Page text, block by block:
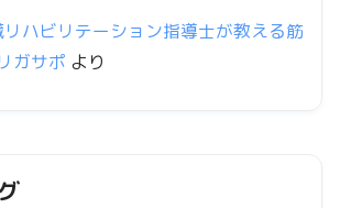
ハビリテーション指導士が教える筋
リガサポ より